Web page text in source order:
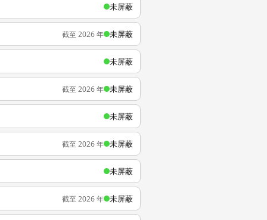
未屏蔽
截至 2026 年 未屏蔽
未屏蔽
截至 2026 年 未屏蔽
未屏蔽
截至 2026 年 未屏蔽
未屏蔽
截至 2026 年 未屏蔽